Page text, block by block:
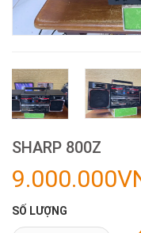
SHARP 800Z
SỐ LƯỢNG